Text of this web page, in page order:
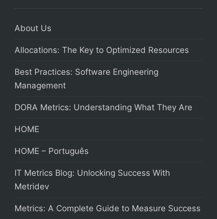
About Us
Allocations: The Key to Optimized Resources
Best Practices: Software Engineering
Management
DORA Metrics: Understanding What They Are
HOME
HOME – Português
IT Metrics Blog: Unlocking Success With
Metridev
Metrics: A Complete Guide to Measure Success